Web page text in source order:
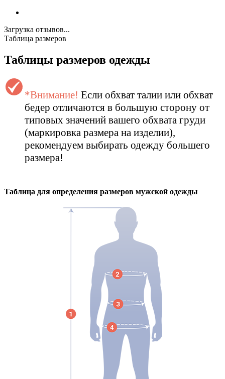
Загрузка отзывов...
Таблица размеров
Таблицы размеров одежды
*Внимание! Если обхват талии или обхват
бедер отличаются в большую сторону от
типовых значений вашего обхвата груди
(маркировка размера на изделии),
рекомендуем выбирать одежду большего
размера!
Таблица для определения размеров мужской одежды